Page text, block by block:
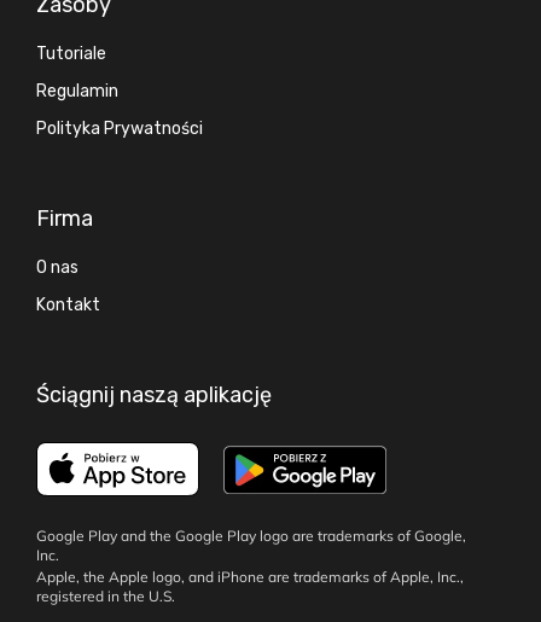
Tutoriale
Regulamin
Polityka Prywatności
Firma
O nas
Kontakt
Ściągnij naszą aplikację
Google Play and the Google Play logo are trademarks of Google,
Inc.
Apple, the Apple logo, and iPhone are trademarks of Apple, Inc.,
registered in the U.S.